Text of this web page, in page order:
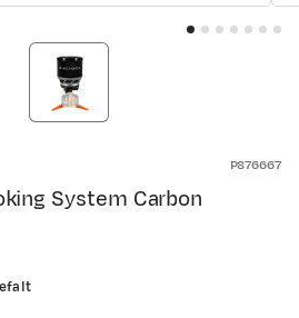
P876667
System Carbon